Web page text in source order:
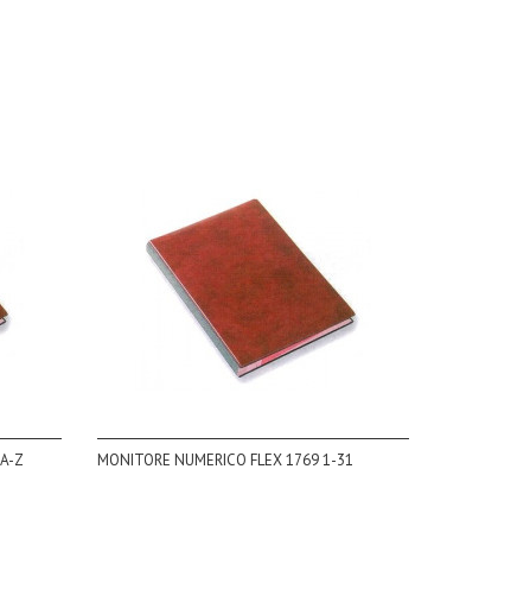
Z MONITORE NUMERICO FLEX 1769 1-31